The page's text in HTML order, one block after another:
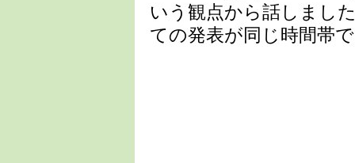
いう観点から話しまし
ての発表が同じ時間帯